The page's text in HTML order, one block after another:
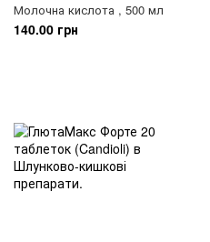
Молочна кислота , 500 мл
140.00 грн